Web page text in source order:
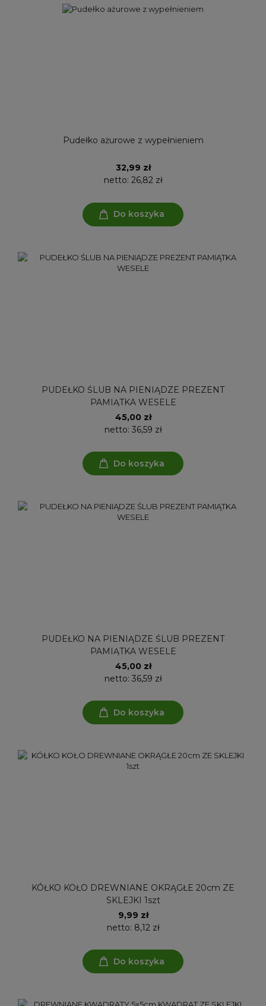
Pudełko ażurowe z wypełnieniem
32,99 zł
netto: 26,82 zł
Do koszyka
PUDEŁKO ŚLUB NA PIENIĄDZE PREZENT
PAMIĄTKA WESELE
45,00 zł
netto: 36,59 zł
Do koszyka
PUDEŁKO NA PIENIĄDZE ŚLUB PREZENT
PAMIĄTKA WESELE
45,00 zł
netto: 36,59 zł
Do koszyka
KÓŁKO KOŁO DREWNIANE OKRĄGŁE 20cm ZE
SKLEJKI 1szt
9,99 zł
netto: 8,12 zł
Do koszyka